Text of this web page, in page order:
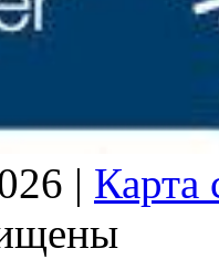
| Карта